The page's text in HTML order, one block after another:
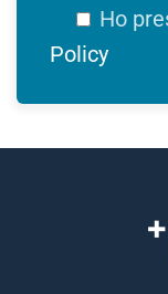
Ho
Policy(si
una